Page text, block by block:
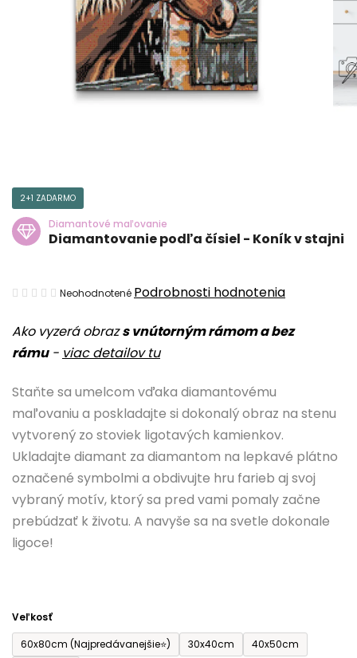
Ako vyzerá obrazs vnútorným rámom a bez
rámu- viac detailov tu
Staňte sa umelcom vďaka diamantovému
maľovaniu a poskladajte si dokonalý obraz na stenu
vytvorený zo stoviek ligotavých kamienkov.
Ukladajte diamant za diamantom na lepkavé plátno
označené symbolmi a obdivujte hru farieb aj svoj
vybraný motív, ktorý sa pred vami pomaly začne
prebúdzať k životu. A navyše sa na svetle dokonale
ligoce!
Veľkosť
60x80cm (Najpredávanejšie⭐)
30x40cm
40x50cm
2+1 ZADARMO
Diamantové maľovanie
Diamantovanie podľa čísiel - Koník v stajni
Priemerné
produktu
je
z
5
hviezdičiek.
Neohodnotené Podrobnosti hodnotenia